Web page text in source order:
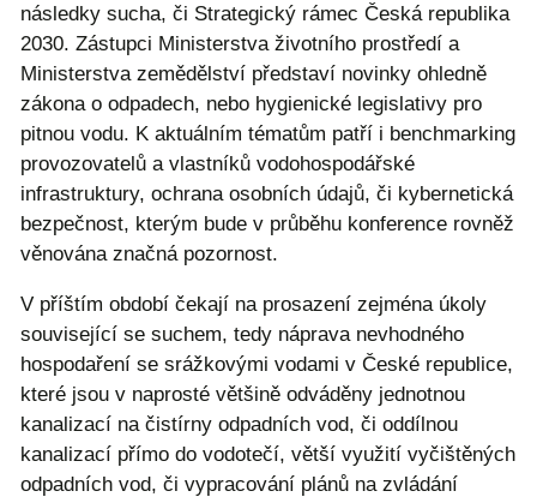
následky sucha, či Strategický rámec Česká republika
2030. Zástupci Ministerstva životního prostředí a
Ministerstva zemědělství představí novinky ohledně
zákona o odpadech, nebo hygienické legislativy pro
pitnou vodu. K aktuálním tématům patří i benchmarking
provozovatelů a vlastníků vodohospodářské
infrastruktury, ochrana osobních údajů, či kybernetická
bezpečnost, kterým bude v průběhu konference rovněž
věnována značná pozornost.
V příštím období čekají na prosazení zejména úkoly
související se suchem, tedy náprava nevhodného
hospodaření se srážkovými vodami v České republice,
které jsou v naprosté většině odváděny jednotnou
kanalizací na čistírny odpadních vod, či oddílnou
kanalizací přímo do vodotečí, větší využití vyčištěných
odpadních vod, či vypracování plánů na zvládání